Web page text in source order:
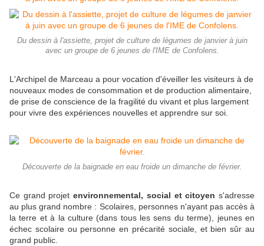
Du dessin à l'assiette, projet de culture de légumes de janvier à juin
avec un groupe de 6 jeunes de l'IME de Confolens.
L'Archipel de Marceau a pour vocation d'éveiller les visiteurs à de
nouveaux modes de consommation et de production alimentaire,
de prise de conscience de la fragilité du vivant et plus largement
pour vivre des expériences nouvelles et apprendre sur soi.
Découverte de la baignade en eau froide un dimanche de février.
Ce grand projetenvironnemental, social et citoyen s'adresse
au plus grand nombre : Scolaires, personnes n'ayant pas accès à
la terre et à la culture (dans tous les sens du terme), jeunes en
échec scolaire ou personne en précarité sociale, et bien sûr au
grand public.